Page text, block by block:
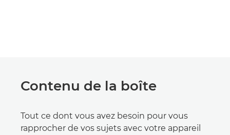
Contenu de la boîte
Tout ce dont vous avez besoin pour vous
rapprocher de vos sujets avec votre appareil